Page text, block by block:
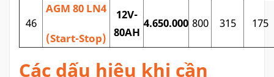
46
AGM 80 LN4
(Start-Stop)
12V-
80AH
4.650.000 800 315 175
Các dấu hiệu khi cần